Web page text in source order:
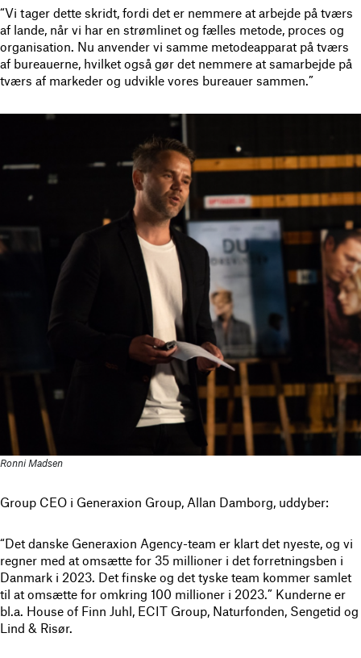
“Vi tager dette skridt, fordi det er nemmere at arbejde på tværs
af lande, når vi har en strømlinet og fælles metode, proces og
organisation. Nu anvender vi samme metodeapparat på tværs
af bureauerne, hvilket også gør det nemmere at samarbejde på
tværs af markeder og udvikle vores bureauer sammen.”
Ronni Madsen
Group CEO i Generaxion Group, Allan Damborg, uddyber:
“Det danske Generaxion Agency-team er klart det nyeste, og vi
regner med at omsætte for 35 millioner i det forretningsben i
Danmark i 2023. Det finske og det tyske team kommer samlet
til at omsætte for omkring 100 millioner i 2023.” Kunderne er
bl.a. House of Finn Juhl, ECIT Group, Naturfonden, Sengetid og
Lind & Risør.